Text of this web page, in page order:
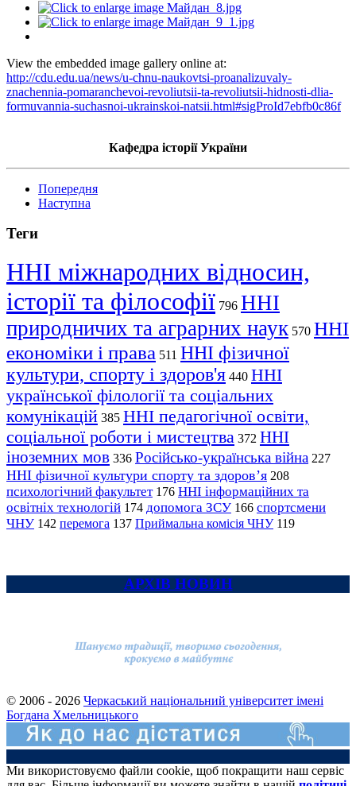
View the embedded image gallery online at:
http://cdu.edu.ua/news/u-chnu-naukovtsi-proanalizuvaly-
znachennia-pomaranchevoi-revoliutsii-ta-revoliutsii-hidnosti-dlia-
formuvannia-suchasnoi-ukrainskoi-natsii.html#sigProId7ebfb0c86f
Кафедра історії України
Попередня
Наступна
Теги
ННІ міжнародних відносин,
історії та філософії 796 ННІ
природничих та аграрних наук 570 ННІ
економіки і права 511 ННІ фізичної
культури, спорту і здоров'я 440 ННІ
української філології та соціальних
комунікацій 385 ННІ педагогічної освіти,
соціальної роботи і мистецтва 372 ННІ
іноземних мов 336 Російсько-українська війна 227
ННІ фізичної культури спорту та здоров’я 208
психологічний факультет 176 ННІ інформаційних та
освітніх технологій 174 допомога ЗСУ 166 спортсмени
ЧНУ 142 перемога 137 Приймальна комісія ЧНУ 119
АРХІВ НОВИН
© 2006 - 2026 Черкаський національний університет імені
Богдана Хмельницького
Ми використовуємо файли cookie, щоб покращити наш сервіс